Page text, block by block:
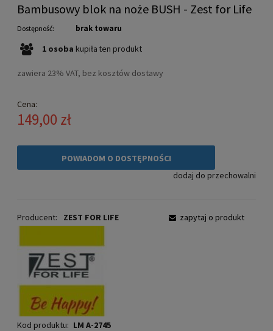
Bambusowy blok na noże BUSH - Zest for Life
Dostępność: brak towaru
1 osoba kupiła ten produkt
zawiera 23% VAT, bez kosztów dostawy
Cena:
149,00 zł
POWIADOM O DOSTĘPNOŚCI
dodaj do przechowalni
Producent: ZEST FOR LIFE
Kod produktu: LM A-2745
zapytaj o produkt